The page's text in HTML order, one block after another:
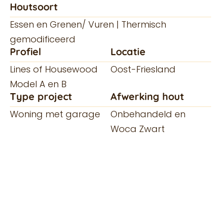
Houtsoort
Essen en Grenen/ Vuren | Thermisch
gemodificeerd
Profiel
Lines of Housewood
Model A en B
Locatie
Oost-Friesland
Type project
Woning met garage
Afwerking hout
Onbehandeld en
Woca Zwart